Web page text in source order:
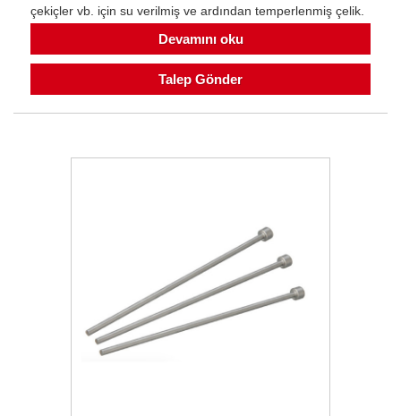
çekiçler vb. için su verilmiş ve ardından temperlenmiş çelik.
Devamını oku
Talep Gönder